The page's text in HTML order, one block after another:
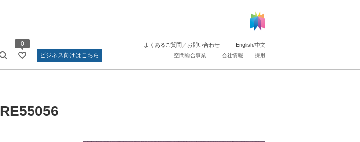
0
ビジネス向けはこちら
空間総合事業 会社情報 採用
よくあるご質問／お問い合わせ English/中文
RE55056